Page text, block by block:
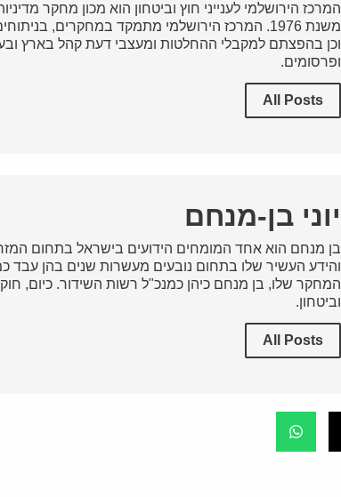
המרכז הירושלמי לענייני חוץ וביטחון הוא מכון מחקר
משנת 1976. המרכז הירושלמי מתמקד במחקרים,
וכן בהפצתם למקבלי ההחלטות ומעצבי דעת קהל בארץ
ופרסומים.
All Posts
יוני בן-מנחם
בן מנחם הוא אחד המומחים הידועים בישראל בתחום
והידע העשיר שלו בתחום נובעים מעשרות שנים בהן עבד
המחקר שלו, בן מנחם כיהן כמנכ"ל רשות השידור. כיום,
וביטחון.
All Posts